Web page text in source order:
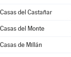
Casas del Castañar
Casas del Monte
Casas de Millán